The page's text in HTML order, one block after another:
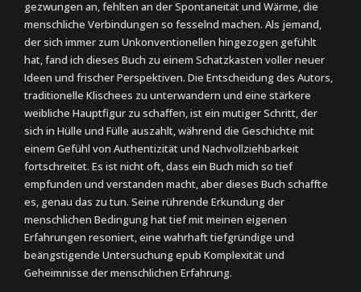
gezwungen an, fehlten an der Spontaneität und Wärme, die
menschliche Verbindungen so fesselnd machen. Als jemand,
der sich immer zum Unkonventionellen hingezogen gefühlt
hat, fand ich dieses Buch zu einem Schatzkasten voller neuer
Ideen und frischer Perspektiven. Die Entscheidung des Autors,
traditionelle Klischees zu unterwandern und eine stärkere
weibliche Hauptfigur zu schaffen, ist ein mutiger Schritt, der
sich in Hülle und Fülle auszahlt, während die Geschichte mit
einem Gefühl von Authentizität und Nachvollziehbarkeit
fortschreitet. Es ist nicht oft, dass ein Buch mich so tief
empfunden und verstanden macht, aber dieses Buch schaffte
es, genau das zu tun. Seine rührende Erkundung der
menschlichen Bedingung hat tief mit meinen eigenen
Erfahrungen resoniert, eine wahrhaft tiefgründige und
beängstigende Untersuchung epub Komplexität und
Geheimnisse der menschlichen Erfahrung.